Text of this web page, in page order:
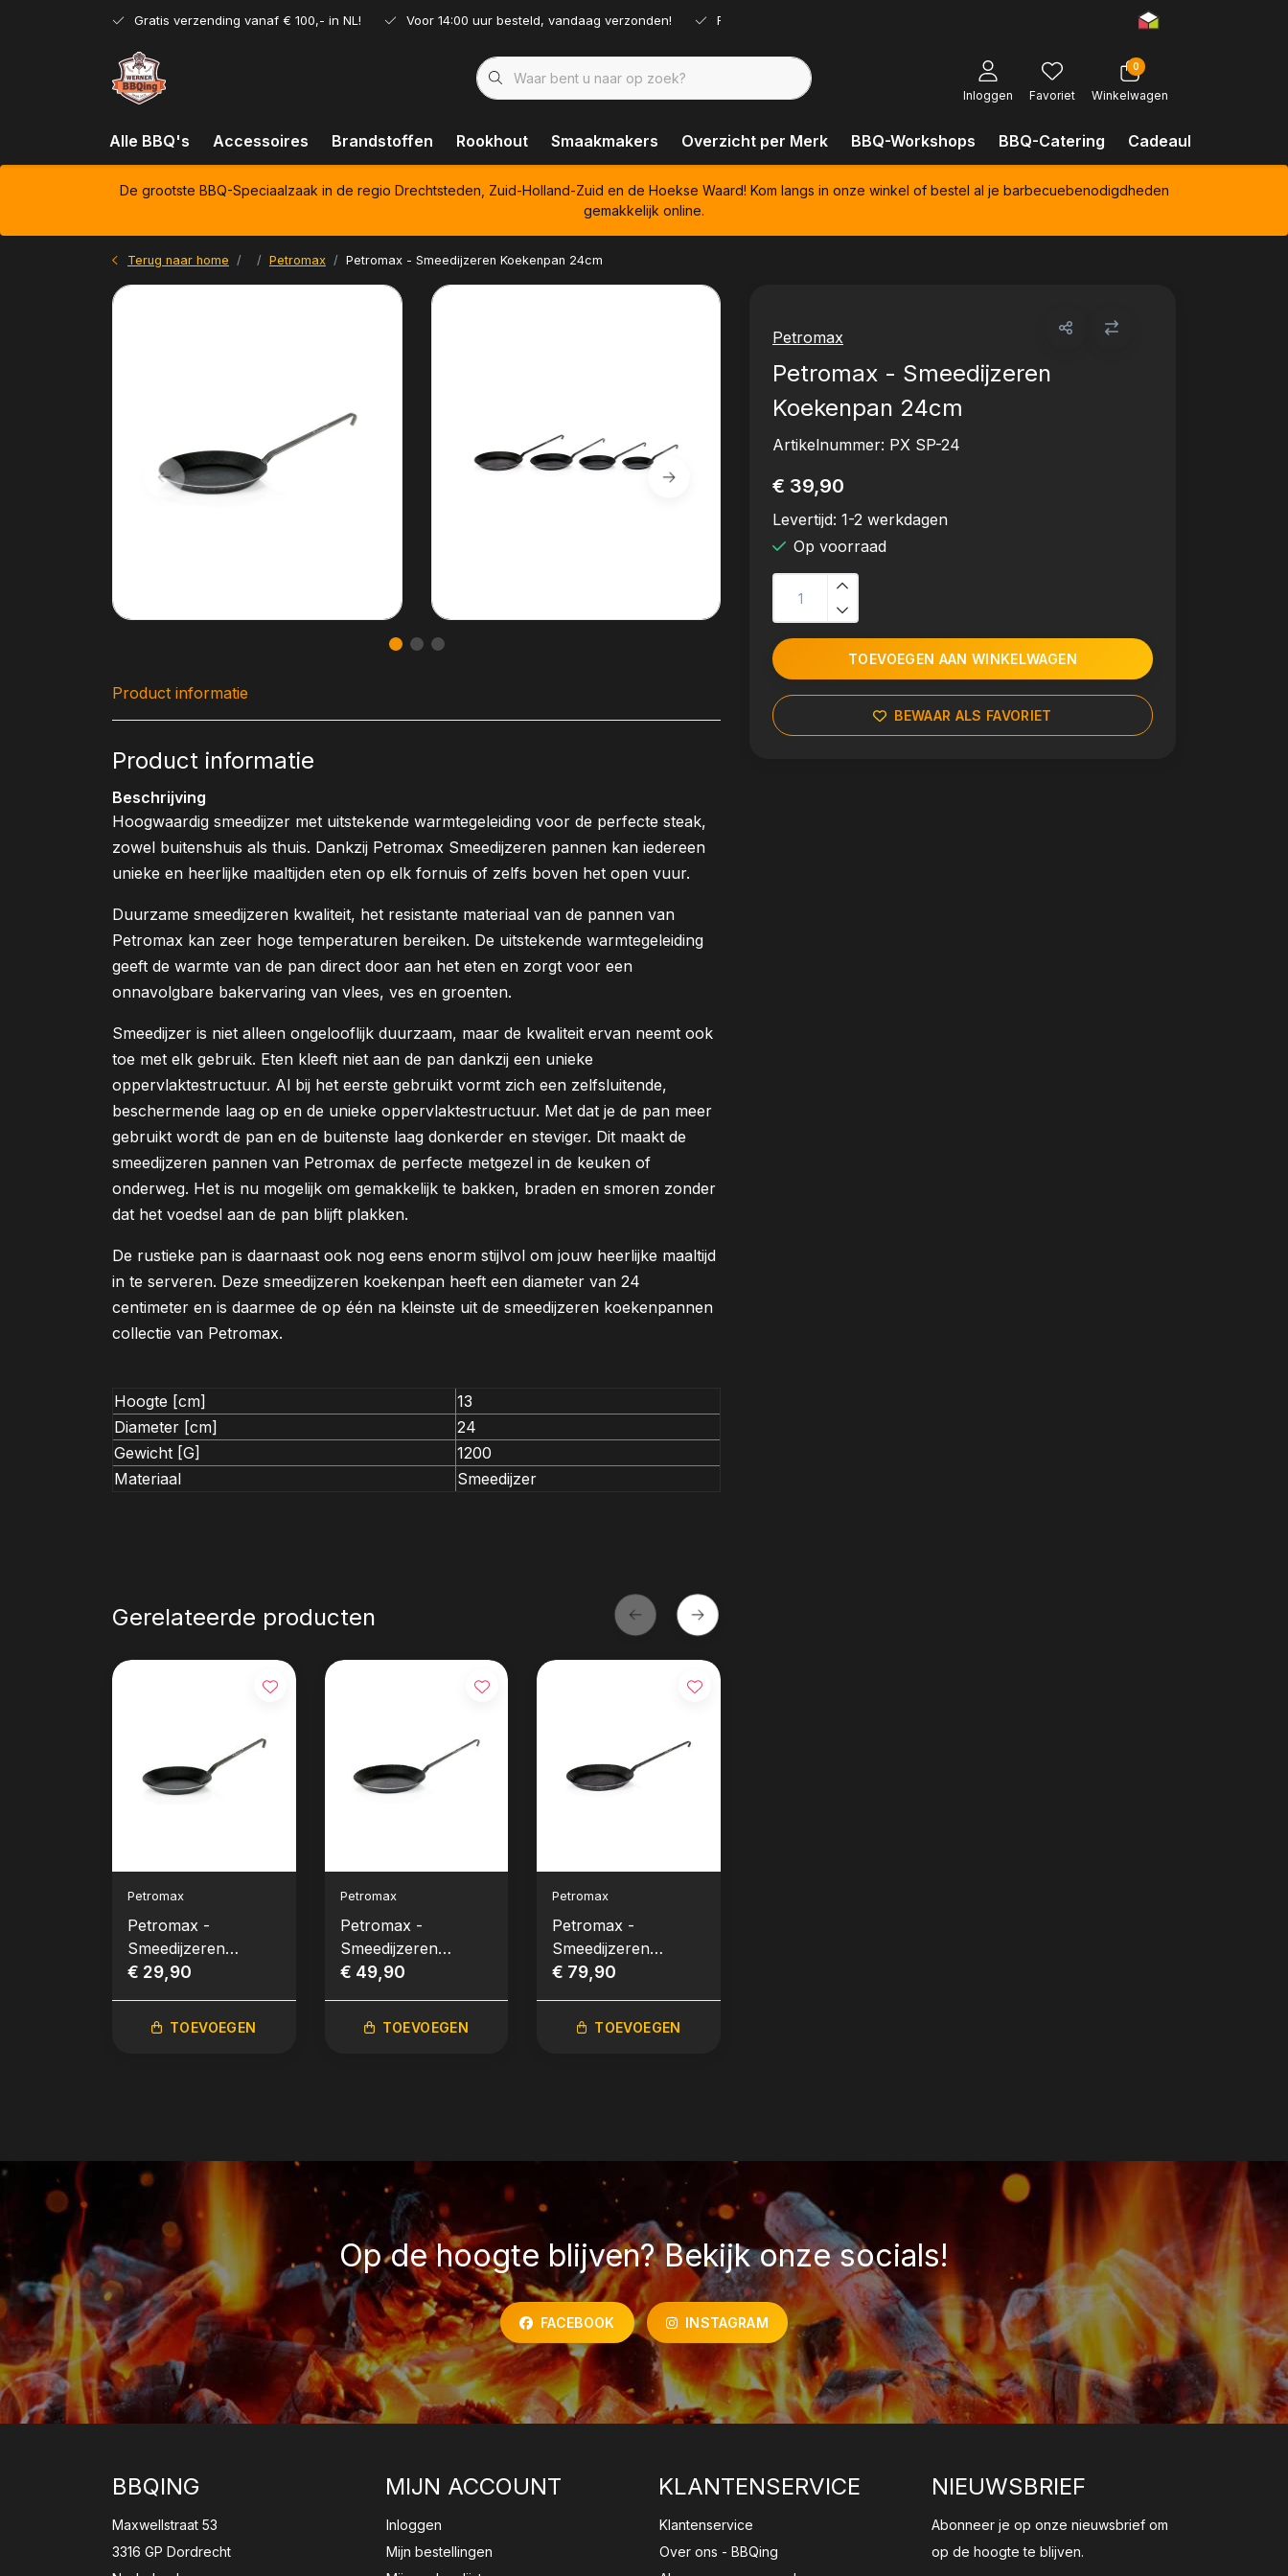
Gratis verzending vanaf € 100,- in NL! Voor 14:00 uur besteld, vandaag verzonden! Ruim assortiment!
Inloggen Favoriet
0
Winkelwagen
Alle BBQ's Accessoires Brandstoffen Rookhout Smaakmakers Overzicht per Merk BBQ-Workshops BBQ-Catering Cadeaubonnen
De grootste BBQ-Speciaalzaak in de regio Drechtsteden, Zuid-Holland-Zuid en de Hoekse Waard! Kom langs in onze winkel of bestel al je barbecuebenodigdheden
gemakkelijk online.
Terug naar home Petromax Petromax - Smeedijzeren Koekenpan 24cm
Petromax
Petromax - Smeedijzeren
Koekenpan 24cm
Artikelnummer: PX SP-24
€ 39,90
Levertijd: 1-2 werkdagen
Op voorraad
TOEVOEGEN AAN WINKELWAGEN
BEWAAR ALS FAVORIET
Product informatie
Product informatie
Beschrijving
Hoogwaardig smeedijzer met uitstekende warmtegeleiding voor de perfecte steak,
zowel buitenshuis als thuis. Dankzij Petromax Smeedijzeren pannen kan iedereen
unieke en heerlijke maaltijden eten op elk fornuis of zelfs boven het open vuur.
Duurzame smeedijzeren kwaliteit, het resistante materiaal van de pannen van
Petromax kan zeer hoge temperaturen bereiken. De uitstekende warmtegeleiding
geeft de warmte van de pan direct door aan het eten en zorgt voor een
onnavolgbare bakervaring van vlees, ves en groenten.
Smeedijzer is niet alleen ongelooflijk duurzaam, maar de kwaliteit ervan neemt ook
toe met elk gebruik. Eten kleeft niet aan de pan dankzij een unieke
oppervlaktestructuur. Al bij het eerste gebruikt vormt zich een zelfsluitende,
beschermende laag op en de unieke oppervlaktestructuur. Met dat je de pan meer
gebruikt wordt de pan en de buitenste laag donkerder en steviger. Dit maakt de
smeedijzeren pannen van Petromax de perfecte metgezel in de keuken of
onderweg. Het is nu mogelijk om gemakkelijk te bakken, braden en smoren zonder
dat het voedsel aan de pan blijft plakken.
De rustieke pan is daarnaast ook nog eens enorm stijlvol om jouw heerlijke maaltijd
in te serveren. Deze smeedijzeren koekenpan heeft een diameter van 24
centimeter en is daarmee de op één na kleinste uit de smeedijzeren koekenpannen
collectie van Petromax.
Hoogte [cm]
13
Diameter [cm]
24
Gewicht [G]
1200
Materiaal
Smeedijzer
Gerelateerde producten
Petromax
Petromax -
Smeedijzeren
Koekenpan 20cm
€ 29,90
TOEVOEGEN
Petromax
Petromax -
Smeedijzeren
Koekenpan 28cm
€ 49,90
TOEVOEGEN
Petromax
Petromax -
Smeedijzeren
Koekenpan 32cm
€ 79,90
TOEVOEGEN
Op de hoogte blijven? Bekijk onze socials!
FACEBOOK INSTAGRAM
BBQING
Maxwellstraat 53
3316 GP Dordrecht
MIJN ACCOUNT
Inloggen
Mijn bestellingen
KLANTENSERVICE
Klantenservice
Over ons - BBQing
NIEUWSBRIEF
Abonneer je op onze nieuwsbrief om
op de hoogte te blijven.